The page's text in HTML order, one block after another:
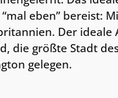
eben” bereist:
Der ideale
die größte Stadt
gelegen.